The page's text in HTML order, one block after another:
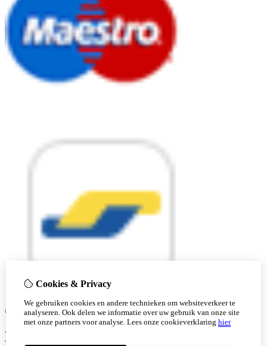
© Copyright 2026 |Cookie-instellingen
Cookies & Privacy
We gebruiken cookies en andere technieken om websiteverkeer te
analyseren. Ook delen we informatie over uw gebruik van onze site
met onze partners voor analyse. Lees onze cookieverklaring hier
Ben je 18 of ouder?